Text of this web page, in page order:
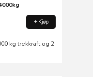
Kjøp
kg trekkraft og 2